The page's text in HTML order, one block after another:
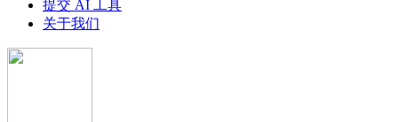
提交 AI 工具
关于我们